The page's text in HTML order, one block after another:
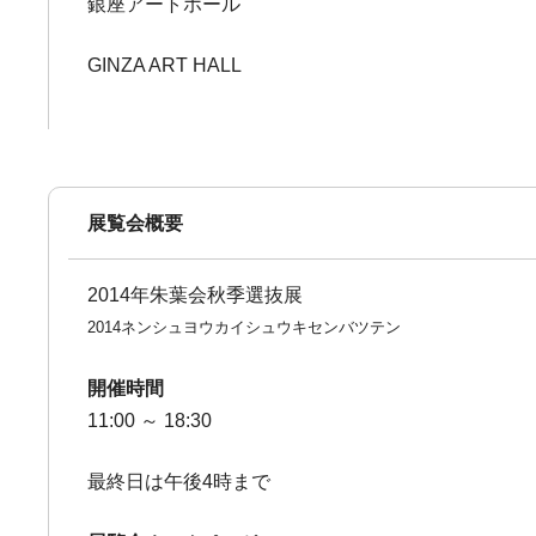
銀座アートホール
GINZA ART HALL
展覧会概要
2014年朱葉会秋季選抜展
2014ネンシュヨウカイシュウキセンバツテン
開催時間
11:00 ～ 18:30
最終日は午後4時まで